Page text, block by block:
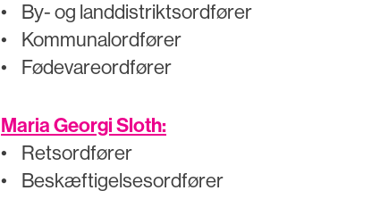
• By- og landdistriktsordfører
• Kommunalordfører
• Fødevareordfører
Maria Georgi Sloth:
• Retsordfører
• Beskæftigelsesordfører